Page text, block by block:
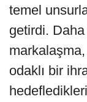
temel
getirdi.
odaklı bir